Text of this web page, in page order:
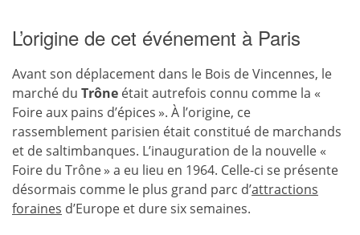
L’origine de cet événement à Paris
Avant son déplacement dans le Bois de Vincennes, le
marché du Trône était autrefois connu comme la «
Foire aux pains d’épices ». À l’origine, ce
rassemblement parisien était constitué de marchands
et de saltimbanques. L’inauguration de la nouvelle «
Foire du Trône » a eu lieu en 1964. Celle-ci se présente
désormais comme le plus grand parc d’attractions
foraines d’Europe et dure six semaines.